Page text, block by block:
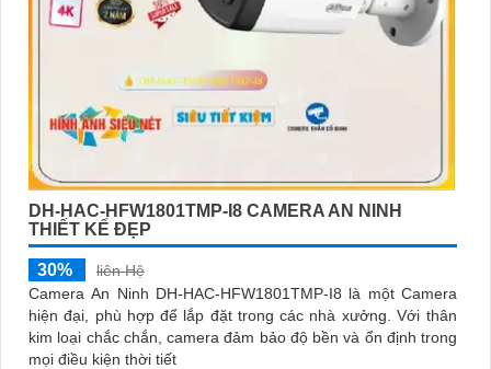
DH-HAC-HFW1801TMP-I8 CAMERA AN NINH
THIẾT KẾ ĐẸP
30%
liên Hệ
Camera An Ninh DH-HAC-HFW1801TMP-I8 là một Camera
hiện đại, phù hợp để lắp đặt trong các nhà xưởng. Với thân
kim loại chắc chắn, camera đảm bảo độ bền và ổn định trong
mọi điều kiện thời tiết